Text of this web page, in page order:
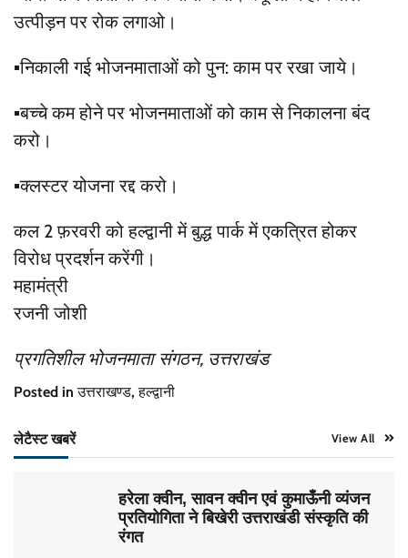
उत्पीड़न पर रोक लगाओ।
▪️निकाली गई भोजनमाताओं को पुन: काम पर रखा जाये।
▪️बच्चे कम होने पर भोजनमाताओं को काम से निकालना बंद
करो।
▪️क्लस्टर योजना रद्द करो।
कल 2 फ़रवरी को हल्द्वानी में बुद्ध पार्क में एकत्रित होकर
विरोध प्रदर्शन करेंगी।
महामंत्री
रजनी जोशी
प्रगतिशील भोजनमाता संगठन, उत्तराखंड
Posted inउत्तराखण्ड,हल्द्वानी
लेटैस्ट खबरें View All
हरेला क्वीन, सावन क्वीन एवं कुमाऊँनी व्यंजन
प्रतियोगिता ने बिखेरी उत्तराखंडी संस्कृति की
रंगत